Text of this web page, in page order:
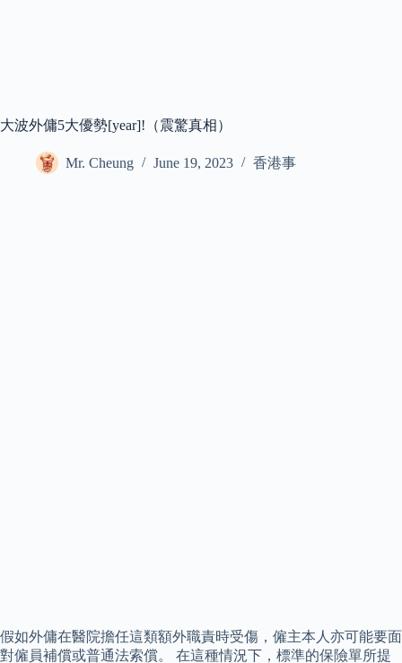
大波外傭5大優勢[year]!（震驚真相）
Mr. Cheung June 19, 2023 香港事
假如外傭在醫院擔任這類額外職責時受傷，僱主本人亦可能要面
對僱員補償或普通法索償。 在這種情況下，標準的保險單所提